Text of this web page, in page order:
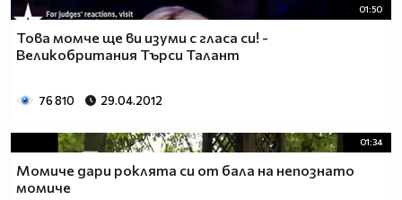
01:50
Това момче ще ви изуми с гласа си! -
Великобритания Търси Талант
76 810 29.04.2012
01:34
Момиче дари роклята си от бала на непознато
мoмиче